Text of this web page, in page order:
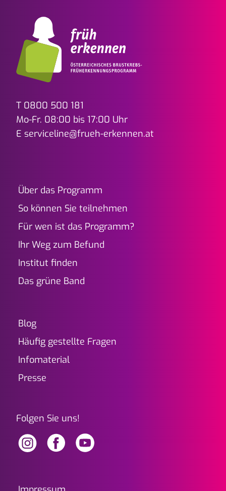
T 0800 500 181
Mo-Fr. 08:00 bis 17:00 Uhr
E serviceline@frueh-erkennen.at
Über das Programm
So können Sie teilnehmen
Für wen ist das Programm?
Ihr Weg zum Befund
Institut finden
Das grüne Band
Blog
Häufig gestellte Fragen
Infomaterial
Presse
Folgen Sie uns!